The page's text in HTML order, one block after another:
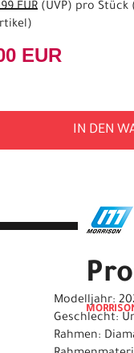
EUR (UVP) pro Stück
)
EUR
IN DEN
Modelljahr:
Geschlecht:
Rahmen: